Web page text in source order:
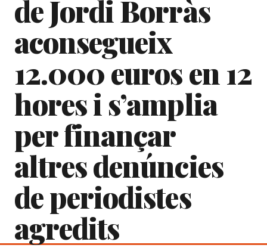
de Jordi Borràs
aconsegueix
12.000 euros en 12
hores i s’amplia
per finançar
altres denúncies
de periodistes
agredits